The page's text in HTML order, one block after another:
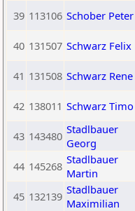
39 113106 Schober Peter
40 131507 Schwarz Felix
41 131508 Schwarz Rene
42 138011 Schwarz Timo
43 143480 Stadlbauer
Georg
44 145268 Stadlbauer
Martin
45 132139 Stadlbauer
Maximilian